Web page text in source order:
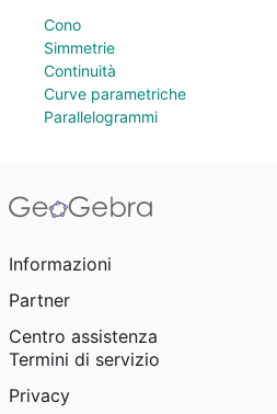
Cono
Simmetrie
Continuità
Curve parametriche
Parallelogrammi
Informazioni
Partner
Centro assistenza
Termini di servizio
Privacy